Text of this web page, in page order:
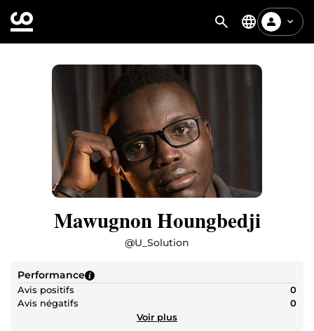
Mawugnon Houngbedji
@U_Solution
Performance
Avis positifs
0
Avis négatifs
0
Voir plus